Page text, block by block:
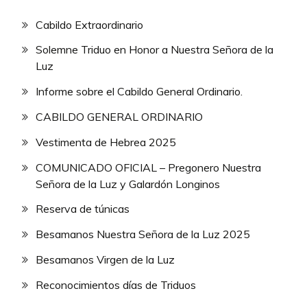
Cabildo Extraordinario
Solemne Triduo en Honor a Nuestra Señora de la
Luz
Informe sobre el Cabildo General Ordinario.
CABILDO GENERAL ORDINARIO
Vestimenta de Hebrea 2025
COMUNICADO OFICIAL – Pregonero Nuestra
Señora de la Luz y Galardón Longinos
Reserva de túnicas
Besamanos Nuestra Señora de la Luz 2025
Besamanos Virgen de la Luz
Reconocimientos días de Triduos